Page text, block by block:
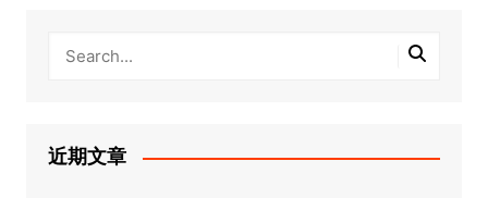
近期文章